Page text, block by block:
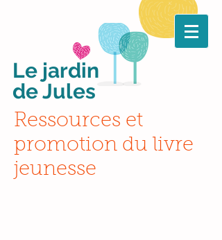
Le jardin
de Jules
Ressources et
promotion du livre
jeunesse